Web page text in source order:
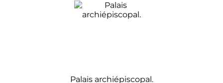
Palais archiépiscopal.